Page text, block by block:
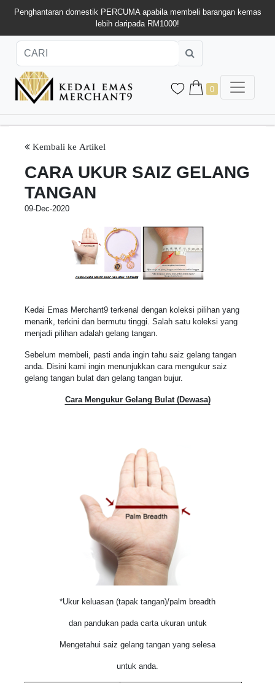
Penghantaran domestik PERCUMA apabila membeli barangan kemas
lebih daripada RM1000!
0
Kembali ke Artikel
CARA UKUR SAIZ GELANG
TANGAN
09-Dec-2020
Kedai Emas Merchant9 terkenal dengan koleksi pilihan yang
menarik, terkini dan bermutu tinggi. Salah satu koleksi yang
menjadi pilihan adalah gelang tangan.
Sebelum membeli, pasti anda ingin tahu saiz gelang tangan
anda. Disini kami ingin menunjukkan cara mengukur saiz
gelang tangan bulat dan gelang tangan bujur.
Cara Mengukur Gelang Bulat (Dewasa)
*Ukur keluasan (tapak tangan)/palm breadth
dan pandukan pada carta ukuran untuk
Mengetahui saiz gelang tangan yang selesa
untuk anda.